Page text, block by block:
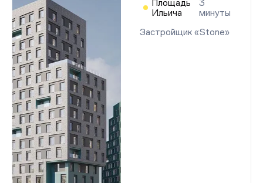
Площадь
Ильича
3
минуты
Застройщик «Stone»